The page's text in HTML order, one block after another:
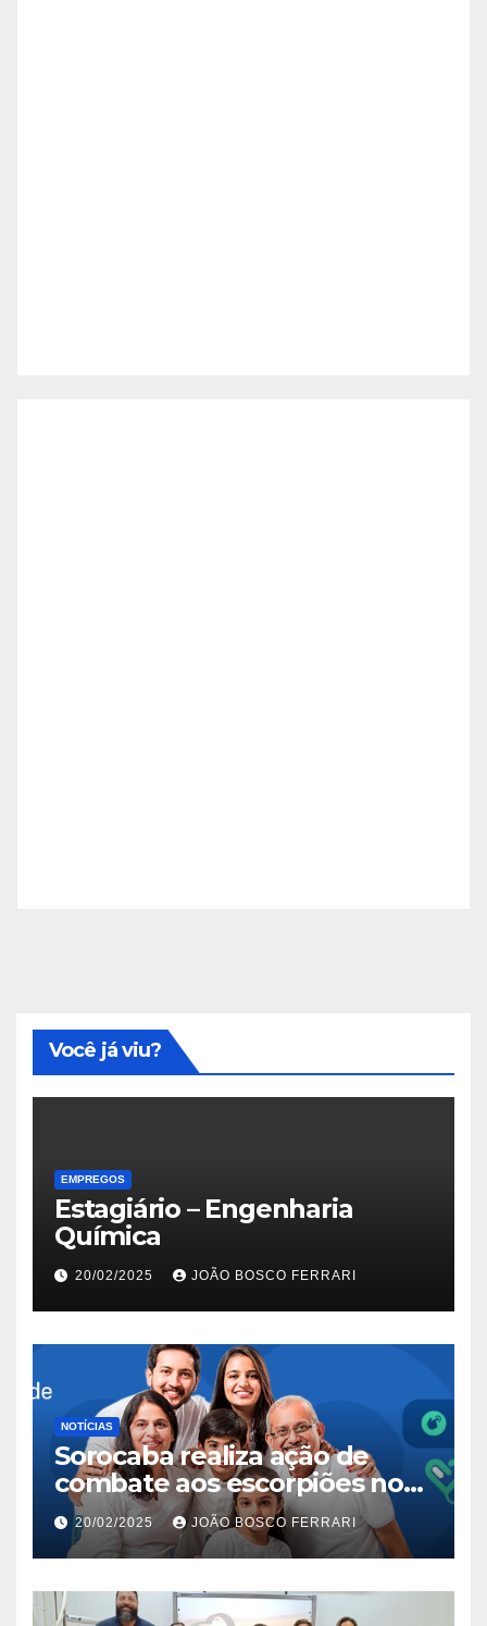
Você já viu?
EMPREGOS
Estagiário – Engenharia
Química
20/02/2025 JOÃO BOSCO FERRARI
NOTÍCIAS
Sorocaba realiza ação de
combate aos escorpiões no
Jardim São Carlos
20/02/2025 JOÃO BOSCO FERRARI